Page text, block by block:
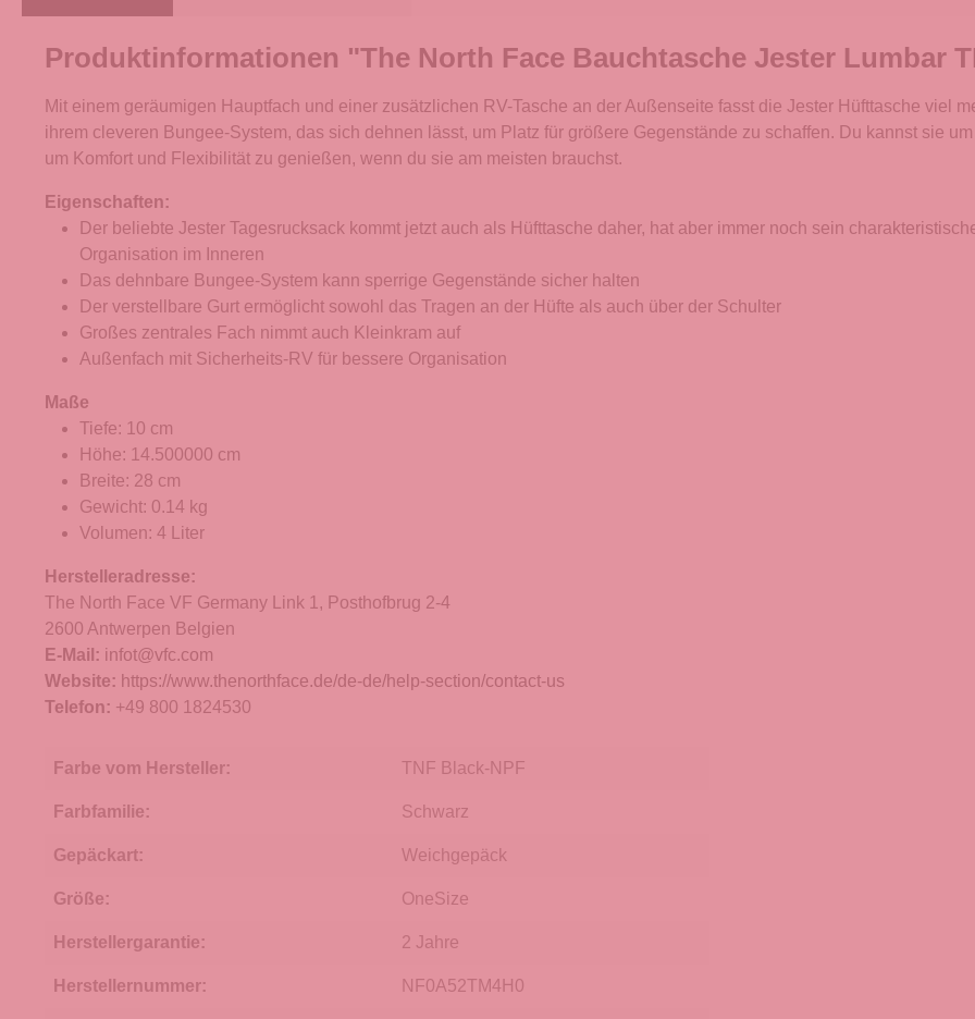
Produktinformationen "The North Face Bauchtasche Jester Lumbar
Mit einem geräumigen Hauptfach und einer zusätzlichen RV-Tasche an der Außenseite fasst die Jester Hüfttasche viel
ihrem cleveren Bungee-System, das sich dehnen lässt, um Platz für größere Gegenstände zu schaffen. Du kannst sie
um Komfort und Flexibilität zu genießen, wenn du sie am meisten brauchst.
Eigenschaften:
Der beliebte Jester Tagesrucksack kommt jetzt auch als Hüfttasche daher, hat aber immer noch sein
Organisation im Inneren
Das dehnbare Bungee-System kann sperrige Gegenstände sicher halten
Der verstellbare Gurt ermöglicht sowohl das Tragen an der Hüfte als auch über der Schulter
Großes zentrales Fach nimmt auch Kleinkram auf
Außenfach mit Sicherheits-RV für bessere Organisation
Maße
Tiefe: 10 cm
Höhe: 14.500000 cm
Breite: 28 cm
Gewicht: 0.14 kg
Volumen: 4 Liter
Herstelleradresse:
The North Face VF Germany Link 1, Posthofbrug 2-4
2600 Antwerpen Belgien
E-Mail: infot@vfc.com
Website: https://www.thenorthface.de/de-de/help-section/contact-us
Telefon: +49 800 1824530
Farbe vom Hersteller: TNF Black-NPF
Farbfamilie: Schwarz
Gepäckart: Weichgepäck
Größe: OneSize
Herstellergarantie: 2 Jahre
Herstellernummer: NF0A52TM4H0